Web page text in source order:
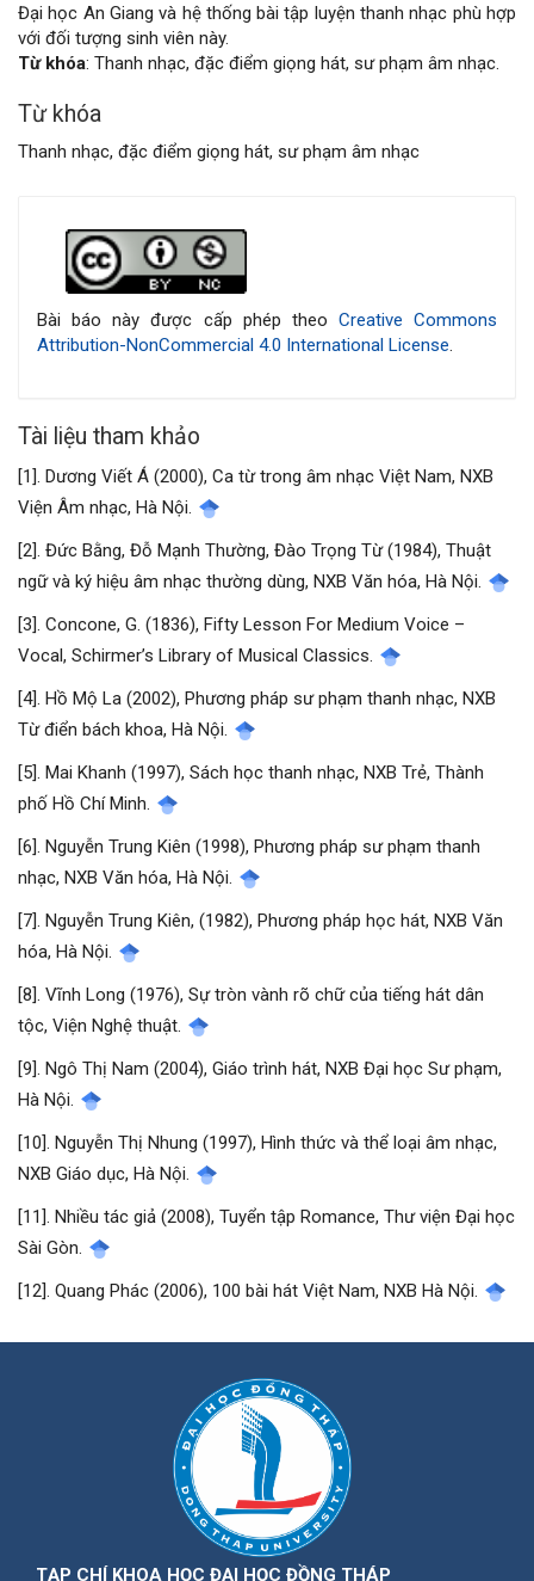
viết
Đại học An Giang và hệ thống bài tập luyện thanh nhạc phù hợp
với đối tượng sinh viên này.
Từ khóa: Thanh nhạc, đặc điểm giọng hát, sư phạm âm nhạc.
Từ khóa
Thanh nhạc, đặc điểm giọng hát, sư phạm âm nhạc
bài
Bài báo này được cấp phép theo Creative Commons
Attribution-NonCommercial 4.0 International License.
Tài liệu tham khảo
[1]. Dương Viết Á (2000), Ca từ trong âm nhạc Việt Nam, NXB
Viện Âm nhạc, Hà Nội.
[2]. Đức Bằng, Đỗ Mạnh Thường, Đào Trọng Từ (1984), Thuật
ngữ và ký hiệu âm nhạc thường dùng, NXB Văn hóa, Hà Nội.
[3]. Concone, G. (1836), Fifty Lesson For Medium Voice –
Vocal, Schirmer’s Library of Musical Classics.
[4]. Hồ Mộ La (2002), Phương pháp sư phạm thanh nhạc, NXB
Từ điển bách khoa, Hà Nội.
[5]. Mai Khanh (1997), Sách học thanh nhạc, NXB Trẻ, Thành
phố Hồ Chí Minh.
[6]. Nguyễn Trung Kiên (1998), Phương pháp sư phạm thanh
nhạc, NXB Văn hóa, Hà Nội.
[7]. Nguyễn Trung Kiên, (1982), Phương pháp học hát, NXB Văn
hóa, Hà Nội.
[8]. Vĩnh Long (1976), Sự tròn vành rõ chữ của tiếng hát dân
tộc, Viện Nghệ thuật.
[9]. Ngô Thị Nam (2004), Giáo trình hát, NXB Đại học Sư phạm,
Hà Nội.
[10]. Nguyễn Thị Nhung (1997), Hình thức và thể loại âm nhạc,
NXB Giáo dục, Hà Nội.
[11]. Nhiều tác giả (2008), Tuyển tập Romance, Thư viện Đại học
Sài Gòn.
[12]. Quang Phác (2006), 100 bài hát Việt Nam, NXB Hà Nội.
TẠP CHÍ KHOA HỌC ĐẠI HỌC ĐỒNG THÁP